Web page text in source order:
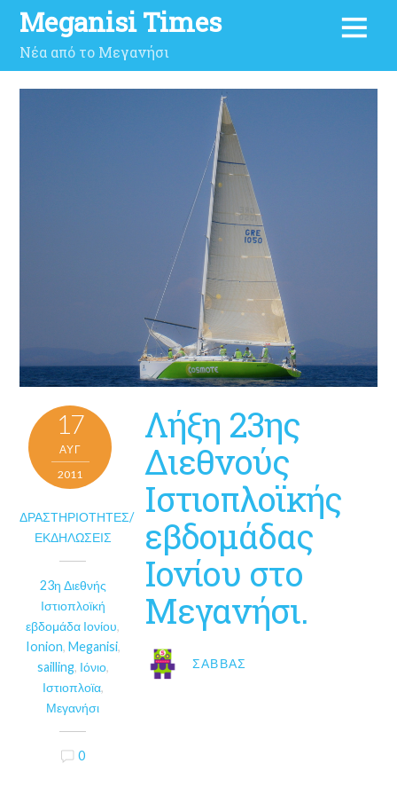
Meganisi Times
Νέα από το Μεγανήσι
17
ΑΥΓ
2011
ΔΡΑΣΤΗΡΙΌΤΗΤΕΣ/
ΕΚΔΗΛΏΣΕΙΣ
23η Διεθνής
Ιστιοπλοϊκή
εβδομάδα Ιονίου,
Ionion, Meganisi,
sailling, Ιόνιο,
Ιστιοπλοϊα,
Μεγανήσι
0
Λήξη 23ης
Διεθνούς
Ιστιοπλοϊκής
εβδομάδας
Ιονίου στο
Μεγανήσι.
ΣΆΒΒΑΣ